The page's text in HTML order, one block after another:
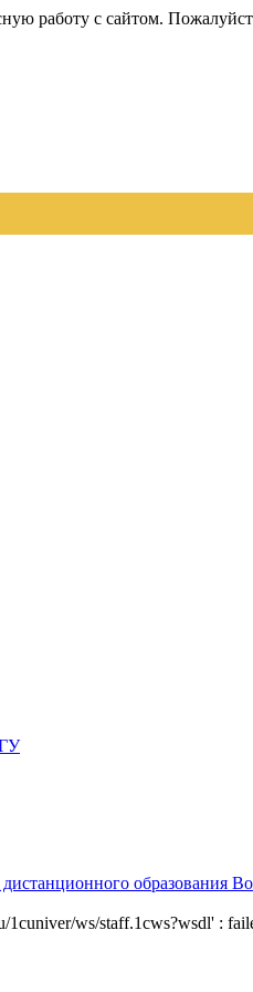
работу с сайтом.
образования
ws/staff.1cws?wsdl' :